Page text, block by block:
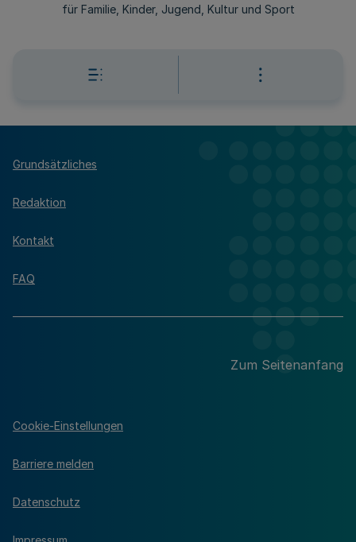
für Familie, Kinder, Jugend, Kultur und Sport
Grundsätzliches
Redaktion
Kontakt
FAQ
Zum Seitenanfang
Cookie-Einstellungen
Barriere melden
Datenschutz